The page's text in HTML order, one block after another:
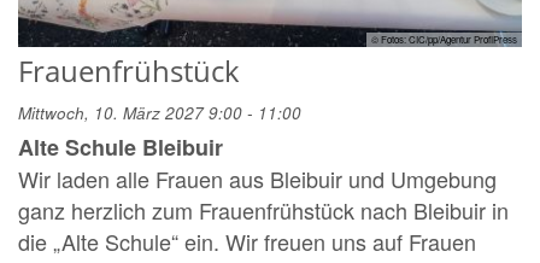
© Fotos: CIC/pp/Agentur ProfiPress
Frauenfrühstück
Mittwoch, 10. März 2027 9:00 - 11:00
Alte Schule Bleibuir
Wir laden alle Frauen aus Bleibuir und Umgebung
ganz herzlich zum Frauenfrühstück nach Bleibuir in
die „Alte Schule“ ein. Wir freuen uns auf Frauen